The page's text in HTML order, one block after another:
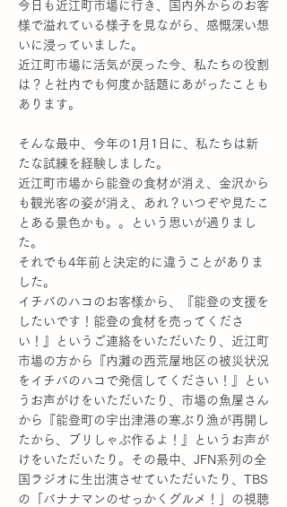
今日も近江町市場に行き、国内外からのお客
様で溢れている様子を見ながら、感慨深い想
いに浸っていました。
近江町市場に活気が戻った今、私たちの役割
は？と社内でも何度か話題にあがったことも
あります。
そんな最中、今年の1月1日に、私たちは新
たな試練を経験しました。
近江町市場から能登の食材が消え、金沢から
も観光客の姿が消え、あれ？いつぞや見たこ
とある景色かも。。という思いが過りまし
た。
それでも4年前と決定的に違うことがありま
した。
イチバのハコのお客様から、『能登の支援を
したいです！能登の食材を売ってくださ
い！』というご連絡をいただいたり、近江町
市場の方から『内灘の西荒屋地区の被災状況
をイチバのハコで発信してください！』とい
うお声がけをいただいたり、市場の魚屋さん
から『能登町の宇出津港の寒ぶり漁が再開し
たから、ブリしゃぶ作るよ！』というお声が
けをいただいたり。その最中、JFN系列の全
国ラジオに生出演させていただいたり、TBS
の「バナナマンのせっかくグルメ！」の視聴